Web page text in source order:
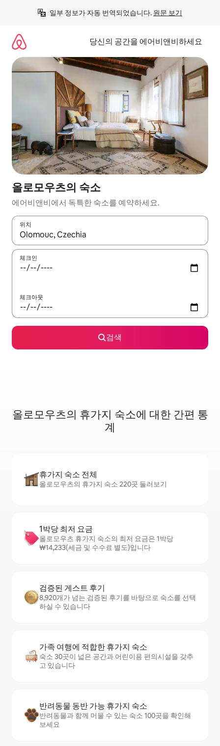
일부 정보가 자동 번역되었습니다. 원문 보기
당신의 공간을 에어비앤비하세요
올로모우츠의 숙소
에어비앤비에서 독특한 숙소를 예약하세요.
위치
결과가 나오면 위·아래 화살표 키를 사용하거나 터치 또는 스와이
체크인
체크아웃
검색
올로모우츠의 휴가지 숙소에 대한 간편 통
계
휴가지 숙소 전체
올로모우츠의 휴가지 숙소 220곳 둘러보기
1박당 최저 요금
올로모우츠 휴가지 숙소의 최저 요금은 1박당
₩14,233(세금 및 수수료 별도)입니다
검증된 게스트 후기
8,920개가 넘는 검증된 후기를 바탕으로 숙소를 선택
하실 수 있습니다
가족 여행에 적합한 휴가지 숙소
숙소 30곳이 넓은 공간과 어린이용 편의시설을 갖추
고 있습니다
반려동물 동반 가능 휴가지 숙소
반려동물과 함께 머물 수 있는 숙소 100곳을 확인해
보세요